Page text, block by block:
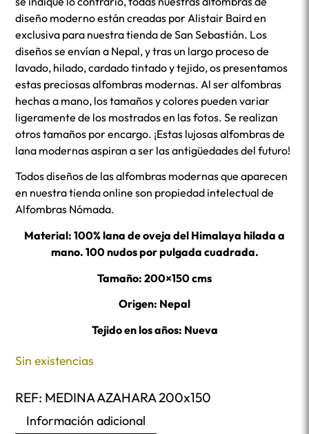
diseño moderno están creadas por Alistair Baird en
exclusiva para nuestra tienda de San Sebastián. Los
diseños se envían a Nepal, y tras un largo proceso de
lavado, hilado, cardado tintado y tejido, os presentamos
estas preciosas alfombras modernas. Al ser alfombras
hechas a mano, los tamaños y colores pueden variar
ligeramente de los mostrados en las fotos. Se realizan
otros tamaños por encargo. ¡Estas lujosas alfombras de
lana modernas aspiran a ser las antigüedades del futuro!
Todos diseños de las alfombras modernas que aparecen
en nuestra tienda online son propiedad intelectual de
Alfombras Nómada.
Material: 100% lana de oveja del Himalaya hilada a
mano. 100 nudos por pulgada cuadrada.
Tamaño: 200×150 cms
Origen: Nepal
Tejido en los años: Nueva
Sin existencias
REF: MEDINA AZAHARA 200x150
Información adicional